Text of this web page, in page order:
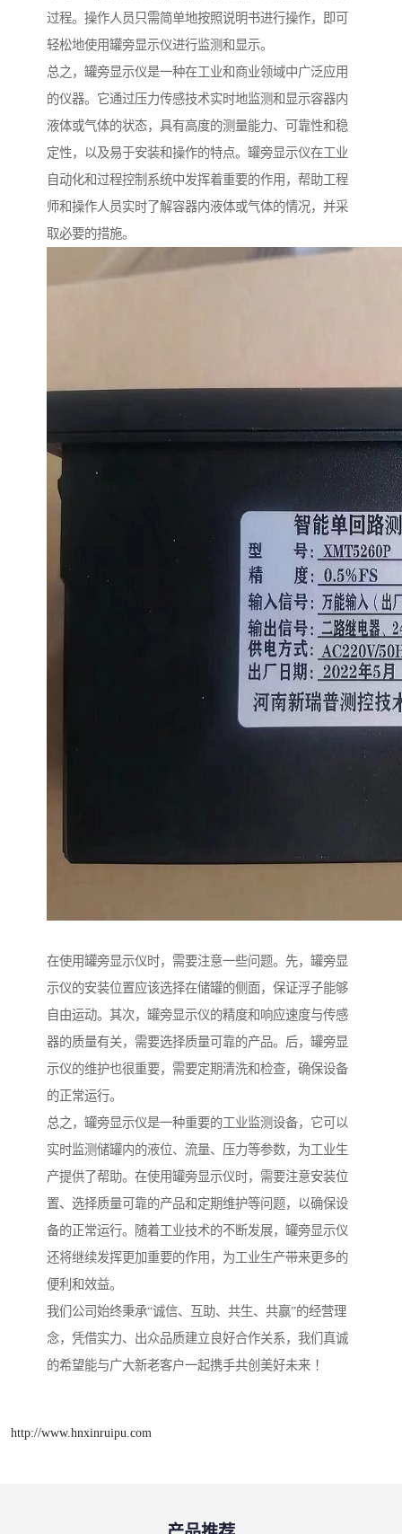
过程。操作人员只需简单地按照说明书进行操作，即可
轻松地使用罐旁显示仪进行监测和显示。
总之，罐旁显示仪是一种在工业和商业领域中广泛应用
的仪器。它通过压力传感技术实时地监测和显示容器内
液体或气体的状态，具有高度的测量能力、可靠性和稳
定性，以及易于安装和操作的特点。罐旁显示仪在工业
自动化和过程控制系统中发挥着重要的作用，帮助工程
师和操作人员实时了解容器内液体或气体的情况，并采
取必要的措施。
在使用罐旁显示仪时，需要注意一些问题。先，罐旁显
示仪的安装位置应该选择在储罐的侧面，保证浮子能够
自由运动。其次，罐旁显示仪的精度和响应速度与传感
器的质量有关，需要选择质量可靠的产品。后，罐旁显
示仪的维护也很重要，需要定期清洗和检查，确保设备
的正常运行。
总之，罐旁显示仪是一种重要的工业监测设备，它可以
实时监测储罐内的液位、流量、压力等参数，为工业生
产提供了帮助。在使用罐旁显示仪时，需要注意安装位
置、选择质量可靠的产品和定期维护等问题，以确保设
备的正常运行。随着工业技术的不断发展，罐旁显示仪
还将继续发挥更加重要的作用，为工业生产带来更多的
便利和效益。
我们公司始终秉承“诚信、互助、共生、共赢”的经营理
念，凭借实力、出众品质建立良好合作关系，我们真诚
的希望能与广大新老客户一起携手共创美好未来 ！
http://www.hnxinruipu.com